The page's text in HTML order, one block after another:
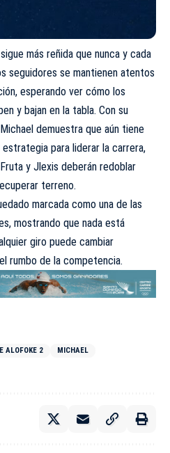
más reñida que nunca y cada
seguidores se mantienen atentos
esperando ver cómo los
y bajan en la tabla. Con su
demuestra que aún tiene
para liderar la carrera,
y Jlexis deberán redoblar
terreno.
marcada como una de las
mostrando que nada está
giro puede cambiar
rumbo de la competencia.
ALOFOKE 2
MICHAEL